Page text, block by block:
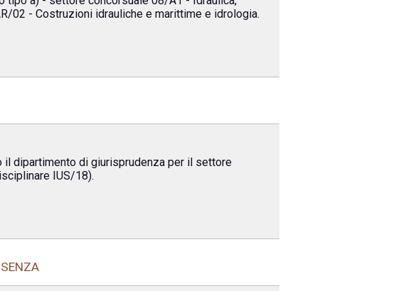
02 - Costruzioni idrauliche e marittime e idrologia.
dipartimento di giurisprudenza per il settore
IUS/18).